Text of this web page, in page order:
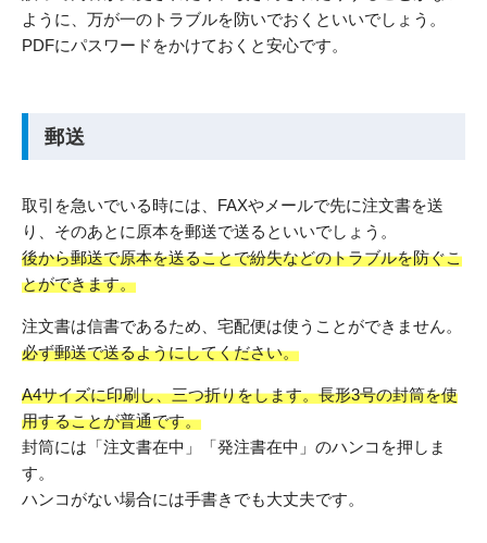
ように、万が一のトラブルを防いでおくといいでしょう。
PDFにパスワードをかけておくと安心です。
郵送
取引を急いでいる時には、FAXやメールで先に注文書を送
り、そのあとに原本を郵送で送るといいでしょう。
後から郵送で原本を送ることで紛失などのトラブルを防ぐこ
とができます。
注文書は信書であるため、宅配便は使うことができません。
必ず郵送で送るようにしてください。
A4サイズに印刷し、三つ折りをします。長形3号の封筒を使
用することが普通です。
封筒には「注文書在中」「発注書在中」のハンコを押しま
す。
ハンコがない場合には手書きでも大丈夫です。